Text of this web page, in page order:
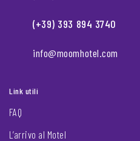
(+39) 393 894 3740
info@moomhotel.com
Link utili
FAQ
L’arrivo al Motel